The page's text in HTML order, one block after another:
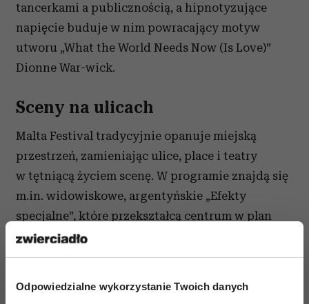
Odpowiedzialne wykorzystanie Twoich danych
tancerkami a publicznością, a hipnotyzujące
napięcie buduje w nim powracający motyw
utworu „What the World Needs Now (Is Love)”
Dionne War-wick.
Sceny na ulicach
Malta Festival tradycyjnie opanuje miejską
przestrzeń, zamieniając ulice, place i teatry
w tętniącą życiem scenę. W programie znajdą się
m.in. widowiskowe, argentyńskie „Efekty
specjalne”, które przekształcą centrum w plan
filmu akcji. Widzowie będą mogli też podziwiać
podniebne akrobacje w belgijskim spektaklu
i barier fizycznych widowisko „The Air Between